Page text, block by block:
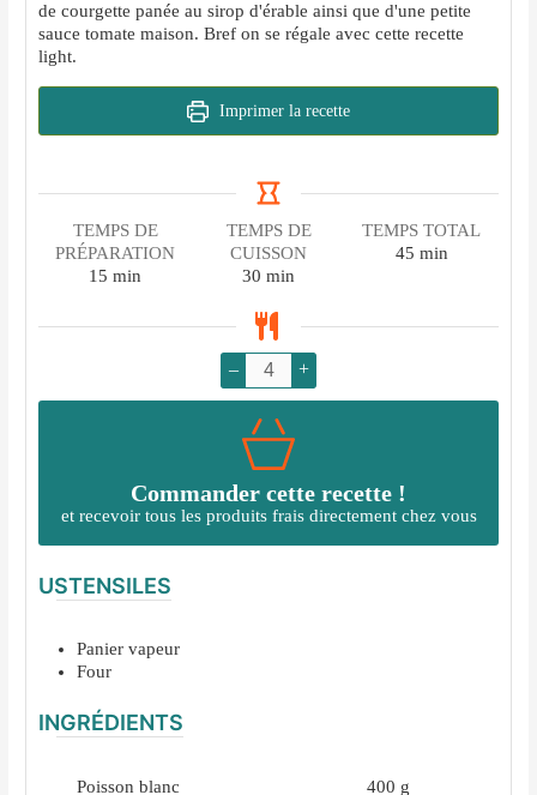
de courgette panée au sirop d'érable ainsi que d'une petite
sauce tomate maison. Bref on se régale avec cette recette
light.
Imprimer la recette
TEMPS DE
PRÉPARATION
15 minutes
min
TEMPS DE
CUISSON
30 minutes
min
TEMPS TOTAL
45minutes
min
– +
Commander cette recette !
et recevoir tous les produits frais directement chez vous
USTENSILES
Panier vapeur
Four
INGRÉDIENTS
Poisson blanc 400 g